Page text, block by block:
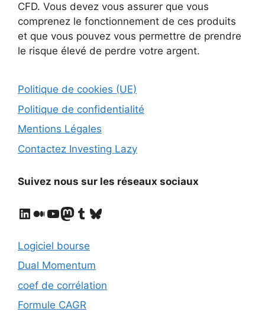
CFD. Vous devez vous assurer que vous
comprenez le fonctionnement de ces produits
et que vous pouvez vous permettre de prendre
le risque élevé de perdre votre argent.
Politique de cookies (UE)
Politique de confidentialité
Mentions Légales
Contactez Investing Lazy
Suivez nous sur les réseaux sociaux
LinkedIn
Medium
YouTube
Mastodon
Tumblr
Bluesky
Logiciel bourse
Dual Momentum
coef de corrélation
Formule CAGR